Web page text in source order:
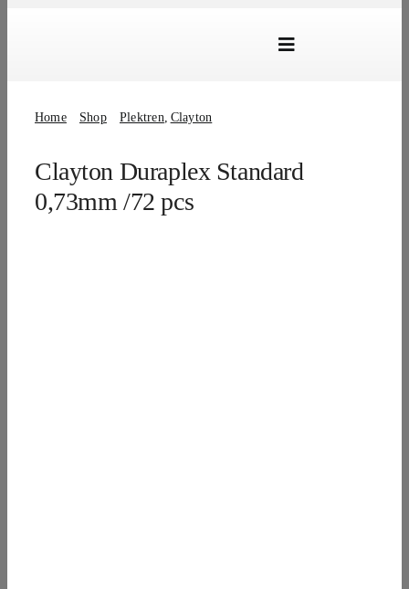
Toggle
Händlersuche
Home Shop Plektren Clayton
Clayton Duraplex Standard
0,73mm /72 pcs